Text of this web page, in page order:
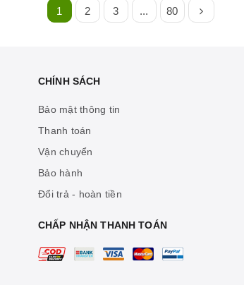
1 2 3 ... 80
CHÍNH SÁCH
Bảo mật thông tin
Thanh toán
Vận chuyển
Bảo hành
Đổi trả - hoàn tiền
CHẤP NHẬN THANH TOÁN